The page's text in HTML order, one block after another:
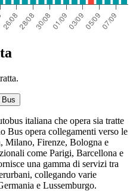
Bus
italiana che opera sia tratte
Bus opera collegamenti verso le
Milano, Firenze, Bologna e
come Parigi, Barcellona e
una gamma di servizi tra
collegando varie
e Lussemburgo.